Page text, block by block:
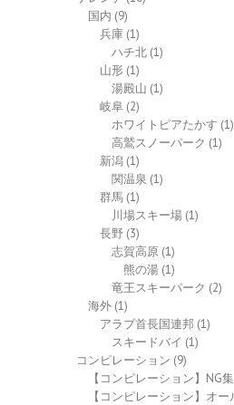
国内 (9)
兵庫 (1)
ハチ北 (1)
山形 (1)
湯殿山 (1)
岐阜 (2)
ホワイトピアたかす (1)
高鷲スノーパーク (1)
新潟 (1)
関温泉 (1)
群馬 (1)
川場スキー場 (1)
長野 (3)
志賀高原 (1)
熊の湯 (1)
竜王スキーパーク (2)
海外 (1)
アラブ首長国連邦 (1)
スキードバイ (1)
コンピレーション (9)
【コンピレーション】NG集
【コンピレーション】オー